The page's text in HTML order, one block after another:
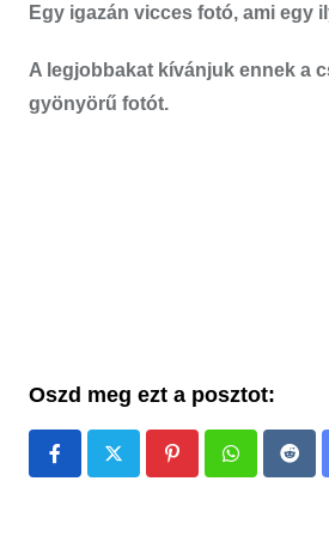
Egy igazán vicces fotó, ami egy
A legjobbakat kívánjuk ennek a
gyönyörű fotót.
Oszd meg ezt a posztot:
PinterestWhatsapp